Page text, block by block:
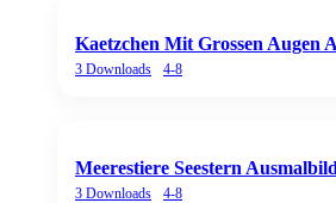
Kaetzchen Mit Grossen Augen
3 Downloads 4-8
Meerestiere Seestern Ausmalbild
3 Downloads 4-8